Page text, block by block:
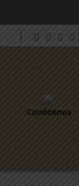
Conócenos